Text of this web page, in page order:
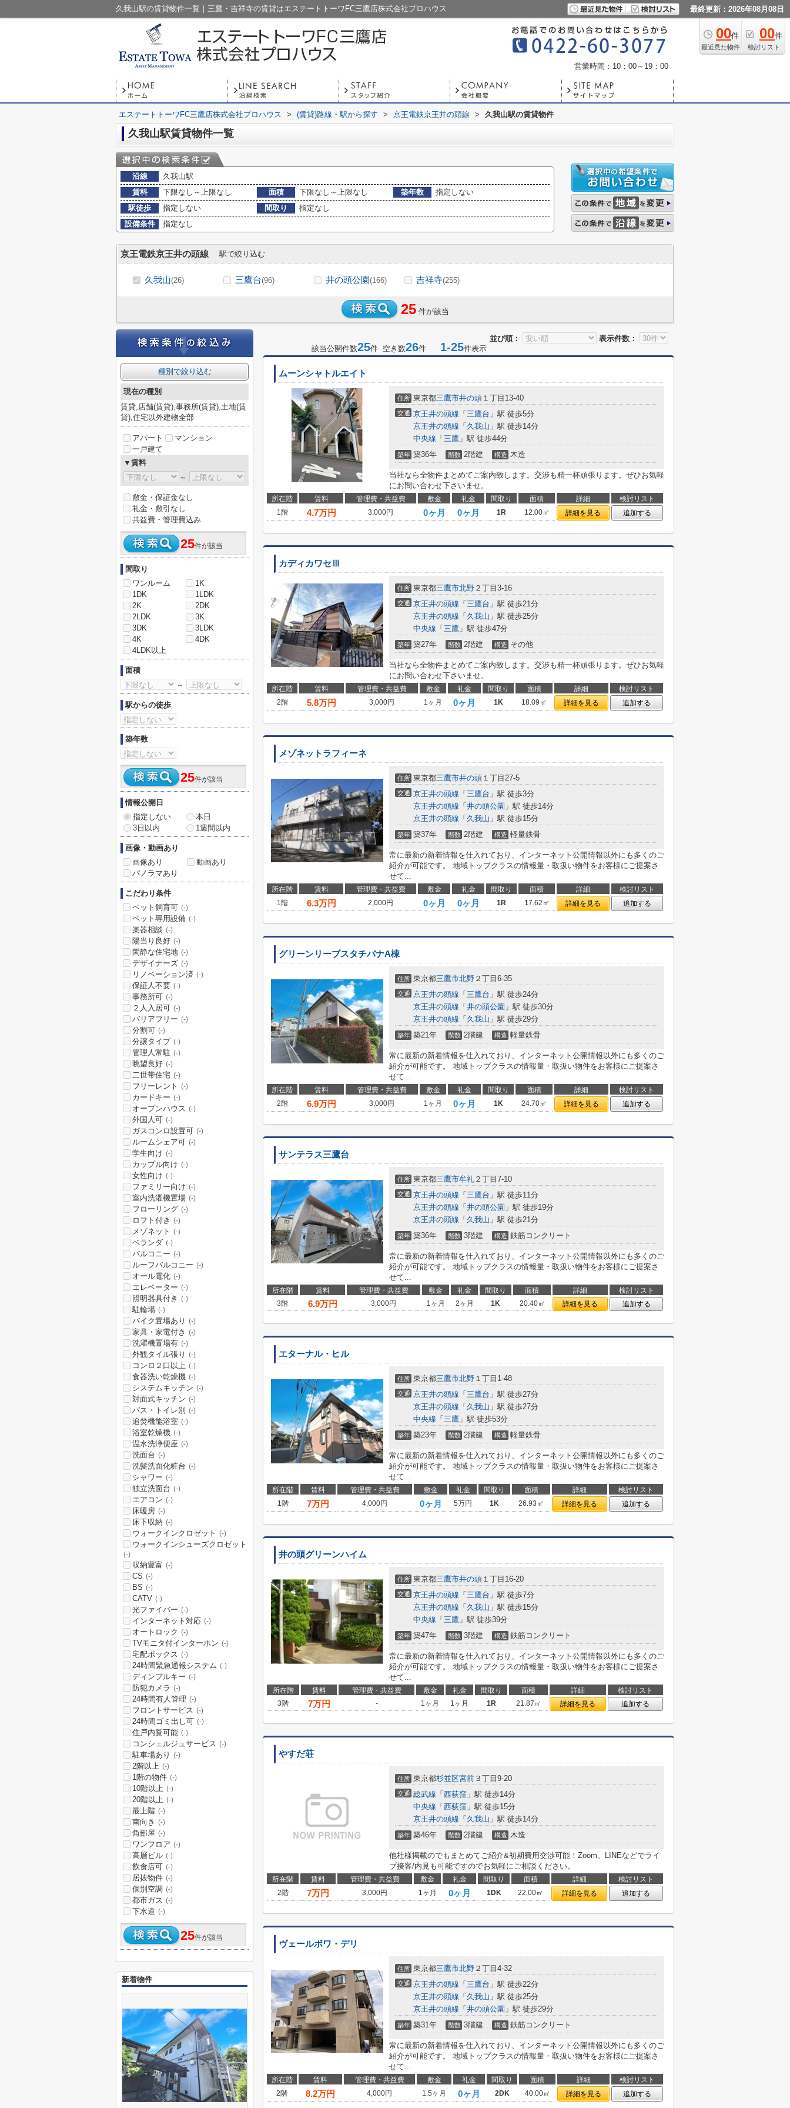
久我山駅の賃貸物件一覧｜三鷹・吉祥寺の賃貸はエステートトーワFC三鷹店株式会社プロハウス 最終更新：2026年08月08日
00件
最近見た物件
00件
検討リスト
営業時間：10：00～19：00
エステートトーワFC三鷹店株式会社プロハウス > (賃貸)路線・駅から探す > 京王電鉄京王井の頭線 > 久我山駅の賃貸物件
久我山駅賃貸物件一覧
沿線
久我山駅
賃料
下限なし～上限なし 面積 下限なし～上限なし 築年数
指定しない
駅徒歩
指定しない 間取り
指定なし
設備条件
指定なし
京王電鉄京王井の頭線 駅で絞り込む
久我山(26) 三鷹台(96) 井の頭公園(166) 吉祥寺(255)
25 件が該当
並び順：
表示件数：
該当公開件数25件 空き数26件 1-25件表示
ムーンシャトルエイト
住所 東京都三鷹市井の頭 １丁目13-40
交通 京王井の頭線 「 三鷹台 」駅 徒歩5分
京王井の頭線 「 久我山 」駅 徒歩14分
中央線 「 三鷹 」駅 徒歩44分
築年 築36年 階数 2階建 構造 木造
当社なら全物件まとめてご案内致します。交渉も精一杯頑張ります。ぜひお気軽
にお問い合わせ下さいませ。
所在階 賃料 管理費・共益費 敷金 礼金 間取り 面積 詳細
検討リスト
1階
4.7万円 3,000円 0ヶ月 0ヶ月 1R 12.00㎡ 詳細を見る 追加する
カディカワセⅢ
住所 東京都三鷹市北野 ２丁目3-16
交通 京王井の頭線 「 三鷹台 」駅 徒歩21分
京王井の頭線 「 久我山 」駅 徒歩25分
中央線 「 三鷹 」駅 徒歩47分
築年 築27年 階数 2階建 構造 その他
当社なら全物件まとめてご案内致します。交渉も精一杯頑張ります。ぜひお気軽
にお問い合わせ下さいませ。
所在階 賃料 管理費・共益費 敷金 礼金 間取り 面積 詳細
検討リスト
2階
5.8万円 3,000円 1ヶ月 0ヶ月 1K 18.09㎡ 詳細を見る 追加する
メゾネットラフィーネ
住所 東京都三鷹市井の頭 １丁目27-5
交通 京王井の頭線 「 三鷹台 」駅 徒歩3分
京王井の頭線 「 井の頭公園 」駅 徒歩14分
京王井の頭線 「 久我山 」駅 徒歩15分
築年 築37年 階数 2階建 構造 軽量鉄骨
常に最新の新着情報を仕入れており、インターネット公開情報以外にも多くのご
紹介が可能です。 地域トップクラスの情報量・取扱い物件をお客様にご提案さ
せて...
所在階 賃料 管理費・共益費 敷金 礼金 間取り 面積 詳細
検討リスト
1階
6.3万円 2,000円 0ヶ月 0ヶ月 1R 17.62㎡ 詳細を見る 追加する
グリーンリーブスタチバナA棟
住所 東京都三鷹市北野 ２丁目6-35
交通 京王井の頭線 「 三鷹台 」駅 徒歩24分
京王井の頭線 「 井の頭公園 」駅 徒歩30分
京王井の頭線 「 久我山 」駅 徒歩29分
築年 築21年 階数 2階建 構造 軽量鉄骨
常に最新の新着情報を仕入れており、インターネット公開情報以外にも多くのご
紹介が可能です。 地域トップクラスの情報量・取扱い物件をお客様にご提案さ
せて...
所在階 賃料 管理費・共益費 敷金 礼金 間取り 面積 詳細
検討リスト
2階
6.9万円 3,000円 1ヶ月 0ヶ月 1K 24.70㎡ 詳細を見る 追加する
サンテラス三鷹台
住所 東京都三鷹市牟礼 ２丁目7-10
交通 京王井の頭線 「 三鷹台 」駅 徒歩11分
京王井の頭線 「 井の頭公園 」駅 徒歩19分
京王井の頭線 「 久我山 」駅 徒歩21分
築年 築36年 階数 3階建 構造 鉄筋コンクリート
常に最新の新着情報を仕入れており、インターネット公開情報以外にも多くのご
紹介が可能です。 地域トップクラスの情報量・取扱い物件をお客様にご提案さ
せて...
所在階 賃料 管理費・共益費 敷金 礼金 間取り 面積 詳細
検討リスト
3階
6.9万円 3,000円 1ヶ月 2ヶ月 1K 20.40㎡ 詳細を見る 追加する
エターナル・ヒル
住所 東京都三鷹市北野 １丁目1-48
交通 京王井の頭線 「 三鷹台 」駅 徒歩27分
京王井の頭線 「 久我山 」駅 徒歩27分
中央線 「 三鷹 」駅 徒歩53分
築年 築23年 階数 2階建 構造 軽量鉄骨
常に最新の新着情報を仕入れており、インターネット公開情報以外にも多くのご
紹介が可能です。 地域トップクラスの情報量・取扱い物件をお客様にご提案さ
せて...
所在階 賃料 管理費・共益費 敷金 礼金 間取り 面積 詳細
検討リスト
1階
7万円 4,000円 0ヶ月 5万円 1K 26.93㎡ 詳細を見る 追加する
井の頭グリーンハイム
住所 東京都三鷹市井の頭 １丁目16-20
交通 京王井の頭線 「 三鷹台 」駅 徒歩7分
京王井の頭線 「 久我山 」駅 徒歩15分
中央線 「 三鷹 」駅 徒歩39分
築年 築47年 階数 3階建 構造 鉄筋コンクリート
常に最新の新着情報を仕入れており、インターネット公開情報以外にも多くのご
紹介が可能です。 地域トップクラスの情報量・取扱い物件をお客様にご提案さ
せて...
所在階 賃料 管理費・共益費 敷金 礼金 間取り 面積 詳細
検討リスト
3階
7万円 - 1ヶ月 1ヶ月 1R 21.87㎡ 詳細を見る 追加する
やすだ荘
住所 東京都杉並区宮前 ３丁目9-20
交通 総武線 「 西荻窪 」駅 徒歩14分
中央線 「 西荻窪 」駅 徒歩15分
京王井の頭線 「 久我山 」駅 徒歩14分
築年 築46年 階数 2階建 構造 木造
他社様掲載のでもまとめてご紹介&初期費用交渉可能！Zoom、LINEなどでライ
ブ接客/内見も可能ですのでお気軽にご相談ください。
所在階 賃料 管理費・共益費 敷金 礼金 間取り 面積 詳細
検討リスト
2階
7万円 3,000円 1ヶ月 0ヶ月 1DK 22.00㎡ 詳細を見る 追加する
ヴェールボワ・デリ
住所 東京都三鷹市北野 ２丁目4-32
交通 京王井の頭線 「 三鷹台 」駅 徒歩22分
京王井の頭線 「 久我山 」駅 徒歩25分
京王井の頭線 「 井の頭公園 」駅 徒歩29分
築年 築31年 階数 3階建 構造 鉄筋コンクリート
常に最新の新着情報を仕入れており、インターネット公開情報以外にも多くのご
紹介が可能です。 地域トップクラスの情報量・取扱い物件をお客様にご提案さ
せて...
所在階 賃料 管理費・共益費 敷金 礼金 間取り 面積 詳細
検討リスト
2階
8.2万円 4,000円 1.5ヶ月 0ヶ月 2DK 40.00㎡ 詳細を見る 追加する
種別で絞り込む
現在の種別
賃貸,店舗(賃貸),事務所(賃貸),土地(賃
貸),住宅以外建物全部
アパート
マンション
一戸建て
▼賃料
～
敷金・保証金なし
礼金・敷引なし
共益費・管理費込み
25件が該当
間取り
ワンルーム
1K
1DK
1LDK
2K
2DK
2LDK
3K
3DK
3LDK
4K
4DK
4LDK以上
面積
～
駅からの徒歩
築年数
25件が該当
情報公開日
指定しない
本日
3日以内
1週間以内
画像・動画あり
画像あり
動画あり
パノラマあり
こだわり条件
ペット飼育可 (-)
ペット専用設備 (-)
楽器相談 (-)
陽当り良好 (-)
閑静な住宅地 (-)
デザイナーズ (-)
リノベーション済 (-)
保証人不要 (-)
事務所可 (-)
２人入居可 (-)
バリアフリー (-)
分割可 (-)
分譲タイプ (-)
管理人常駐 (-)
眺望良好 (-)
二世帯住宅 (-)
フリーレント (-)
カードキー (-)
オープンハウス (-)
外国人可 (-)
ガスコンロ設置可 (-)
ルームシェア可 (-)
学生向け (-)
カップル向け (-)
女性向け (-)
ファミリー向け (-)
室内洗濯機置場 (-)
フローリング (-)
ロフト付き (-)
メゾネット (-)
ベランダ (-)
バルコニー (-)
ルーフバルコニー (-)
オール電化 (-)
エレベーター (-)
照明器具付き (-)
駐輪場 (-)
バイク置場あり (-)
家具・家電付き (-)
洗濯機置場有 (-)
外観タイル張り (-)
コンロ２口以上 (-)
食器洗い乾燥機 (-)
システムキッチン (-)
対面式キッチン (-)
バス・トイレ別 (-)
追焚機能浴室 (-)
浴室乾燥機 (-)
温水洗浄便座 (-)
洗面台 (-)
洗髪洗面化粧台 (-)
シャワー (-)
独立洗面台 (-)
エアコン (-)
床暖房 (-)
床下収納 (-)
ウォークインクロゼット (-)
ウォークインシューズクロゼット
(-)
収納豊富 (-)
CS (-)
BS (-)
CATV (-)
光ファイバー (-)
インターネット対応 (-)
オートロック (-)
TVモニタ付インターホン (-)
宅配ボックス (-)
24時間緊急通報システム (-)
ディンプルキー (-)
防犯カメラ (-)
24時間有人管理 (-)
フロントサービス (-)
24時間ゴミ出し可 (-)
住戸内覧可能 (-)
コンシェルジュサービス (-)
駐車場あり (-)
2階以上 (-)
1階の物件 (-)
10階以上 (-)
20階以上 (-)
最上階 (-)
南向き (-)
角部屋 (-)
ワンフロア (-)
高層ビル (-)
飲食店可 (-)
居抜物件 (-)
個別空調 (-)
都市ガス (-)
下水道 (-)
25件が該当
新着物件